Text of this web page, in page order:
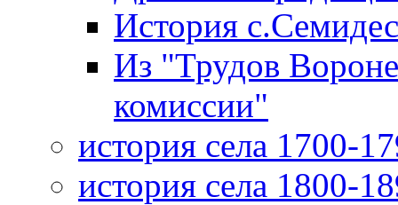
История
Из "Трудов
комиссии"
история села 1700-
история села 1800-